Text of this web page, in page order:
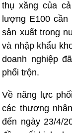
thụ xăng của
lượng E100 cần
sản xuất trong
và nhập khẩu
doanh nghiệp
phối trộn.
Về năng lực
các thương
đến ngày 23/4/